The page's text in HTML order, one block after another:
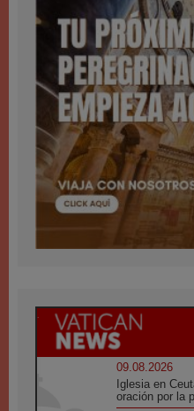
09.08.2026
Iglesia en
oración por la